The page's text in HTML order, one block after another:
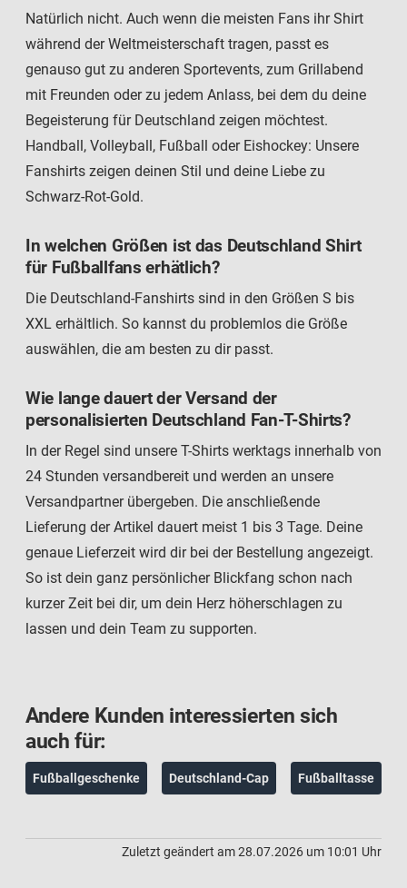
Natürlich nicht. Auch wenn die meisten Fans ihr Shirt
während der Weltmeisterschaft tragen, passt es
genauso gut zu anderen Sportevents, zum Grillabend
mit Freunden oder zu jedem Anlass, bei dem du deine
Begeisterung für Deutschland zeigen möchtest.
Handball, Volleyball, Fußball oder Eishockey: Unsere
Fanshirts zeigen deinen Stil und deine Liebe zu
Schwarz-Rot-Gold.
In welchen Größen ist das Deutschland Shirt
für Fußballfans erhätlich?
Die Deutschland-Fanshirts sind in den Größen S bis
XXL erhältlich. So kannst du problemlos die Größe
auswählen, die am besten zu dir passt.
Wie lange dauert der Versand der
personalisierten Deutschland Fan-T-Shirts?
In der Regel sind unsere T-Shirts werktags innerhalb von
24 Stunden versandbereit und werden an unsere
Versandpartner übergeben. Die anschließende
Lieferung der Artikel dauert meist 1 bis 3 Tage. Deine
genaue Lieferzeit wird dir bei der Bestellung angezeigt.
So ist dein ganz persönlicher Blickfang schon nach
kurzer Zeit bei dir, um dein Herz höherschlagen zu
lassen und dein Team zu supporten.
Andere Kunden interessierten sich
auch für:
Fußballgeschenke Deutschland-Cap Fußballtasse
Zuletzt geändert am 28.07.2026 um 10:01 Uhr